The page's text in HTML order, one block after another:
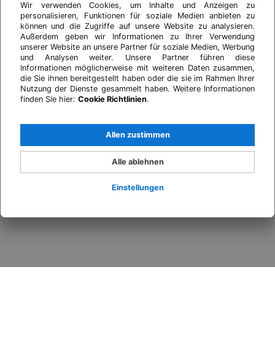
Wir verwenden Cookies, um Inhalte und Anzeigen zu
personalisieren, Funktionen für soziale Medien anbieten zu
können und die Zugriffe auf unsere Website zu analysieren.
Außerdem geben wir Informationen zu Ihrer Verwendung
unserer Website an unsere Partner für soziale Medien, Werbung
und Analysen weiter. Unsere Partner führen diese
Informationen möglicherweise mit weiteren Daten zusammen,
die Sie ihnen bereitgestellt haben oder die sie im Rahmen Ihrer
Nutzung der Dienste gesammelt haben. Weitere Informationen
finden Sie hier: Cookie Richtlinien.
Einstellungen
Alle ablehnen
Allen zustimmen